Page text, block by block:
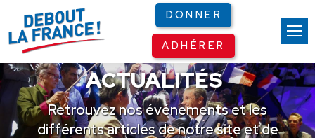
DONNER
ADHÉRER
ACTUALITÉS
Retrouvez nos événements et les
différents articles de notre site et de
Panneau de gestion des cookies